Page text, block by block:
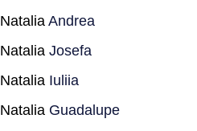
NataliaAndrea
NataliaJosefa
Natalia Iuliia
Natalia Guadalupe